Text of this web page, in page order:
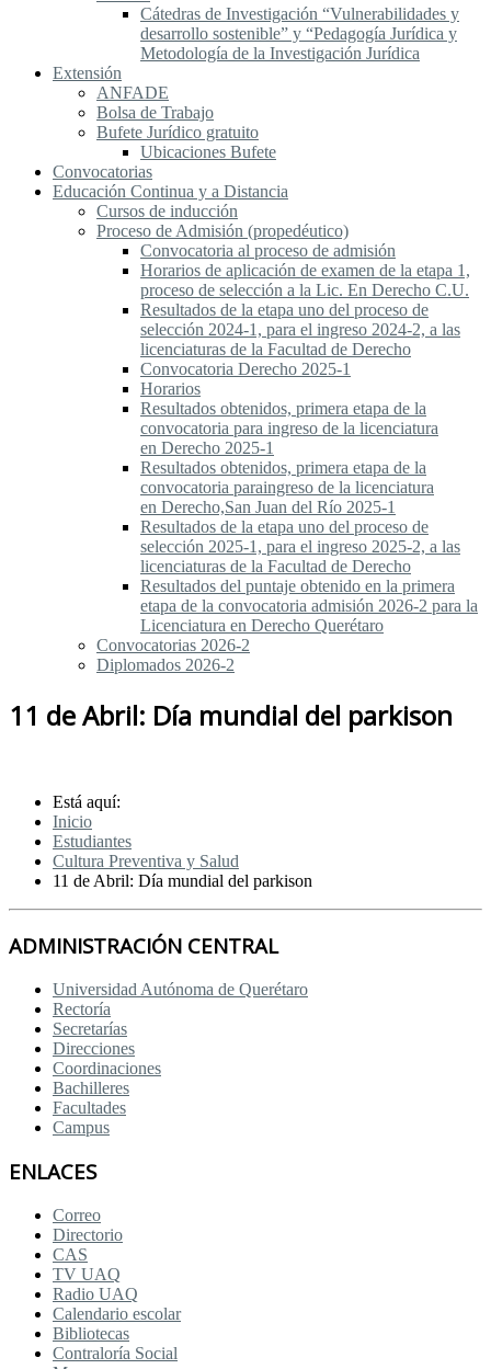
Cátedras de Investigación “Vulnerabilidades y
desarrollo sostenible” y “Pedagogía Jurídica y
Metodología de la Investigación Jurídica
Extensión
ANFADE
Bolsa de Trabajo
Bufete Jurídico gratuito
Ubicaciones Bufete
Convocatorias
Educación Continua y a Distancia
Cursos de inducción
Proceso de Admisión (propedéutico)
Convocatoria al proceso de admisión
Horarios de aplicación de examen de la etapa 1,
proceso de selección a la Lic. En Derecho C.U.
Resultados de la etapa uno del proceso de
selección 2024-1, para el ingreso 2024-2, a las
licenciaturas de la Facultad de Derecho
Convocatoria Derecho 2025-1
Horarios
Resultados obtenidos, primera etapa de la
convocatoria para ingreso de la licenciatura
en Derecho 2025-1
Resultados obtenidos, primera etapa de la
convocatoria paraingreso de la licenciatura
en Derecho,San Juan del Río 2025-1
Resultados de la etapa uno del proceso de
selección 2025-1, para el ingreso 2025-2, a las
licenciaturas de la Facultad de Derecho
Resultados del puntaje obtenido en la primera
etapa de la convocatoria admisión 2026-2 para la
Licenciatura en Derecho Querétaro
Convocatorias 2026-2
Diplomados 2026-2
11 de Abril: Día mundial del parkison
Está aquí:
Inicio
Estudiantes
Cultura Preventiva y Salud
11 de Abril: Día mundial del parkison
ADMINISTRACIÓN CENTRAL
Universidad Autónoma de Querétaro
Rectoría
Secretarías
Direcciones
Coordinaciones
Bachilleres
Facultades
Campus
ENLACES
Correo
Directorio
CAS
TV UAQ
Radio UAQ
Calendario escolar
Bibliotecas
Contraloría Social